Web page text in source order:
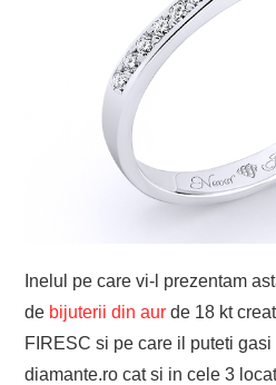
BICICLETE
Inelul pe care vi-l prezentam
de bijuterii din aur de 18 kt
FIRESC si pe care il puteti
diamante.ro cat si in cele 3